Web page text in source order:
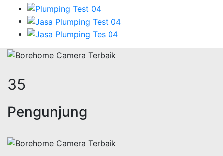
43
Pengunjung